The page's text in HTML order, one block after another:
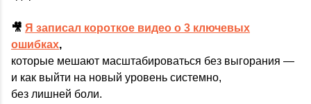
🎥 Я записал короткое видео о 3 ключевых
ошибках,
которые мешают масштабироваться без выгорания —
и как выйти на новый уровень системно,
без лишней боли.